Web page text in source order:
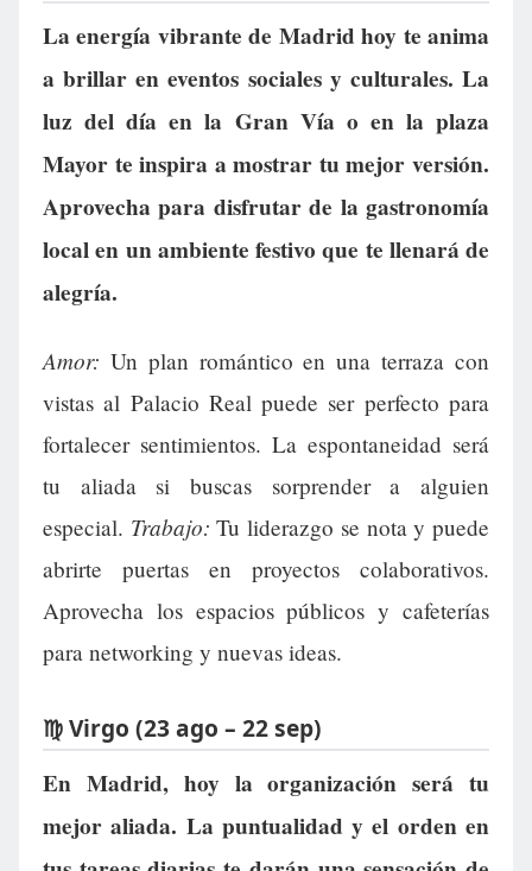
La energía vibrante de Madrid hoy te anima
a brillar en eventos sociales y culturales. La
luz del día en la Gran Vía o en la plaza
Mayor te inspira a mostrar tu mejor versión.
Aprovecha para disfrutar de la gastronomía
local en un ambiente festivo que te llenará de
alegría.
Amor: Un plan romántico en una terraza con
vistas al Palacio Real puede ser perfecto para
fortalecer sentimientos. La espontaneidad será
tu aliada si buscas sorprender a alguien
especial. Trabajo: Tu liderazgo se nota y puede
abrirte puertas en proyectos colaborativos.
Aprovecha los espacios públicos y cafeterías
para networking y nuevas ideas.
♍ Virgo (23 ago – 22 sep)
En Madrid, hoy la organización será tu
mejor aliada. La puntualidad y el orden en